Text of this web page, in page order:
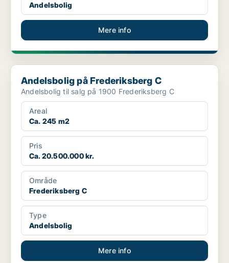
Andelsbolig
Mere info
Andelsbolig på Frederiksberg C
Andelsbolig på Frederiksberg C
Andelsbolig til salg på 1900 Frederiksberg C
Areal
Ca. 245 m2
Pris
Ca. 20.500.000 kr.
Område
Frederiksberg C
Type
Andelsbolig
Mere info